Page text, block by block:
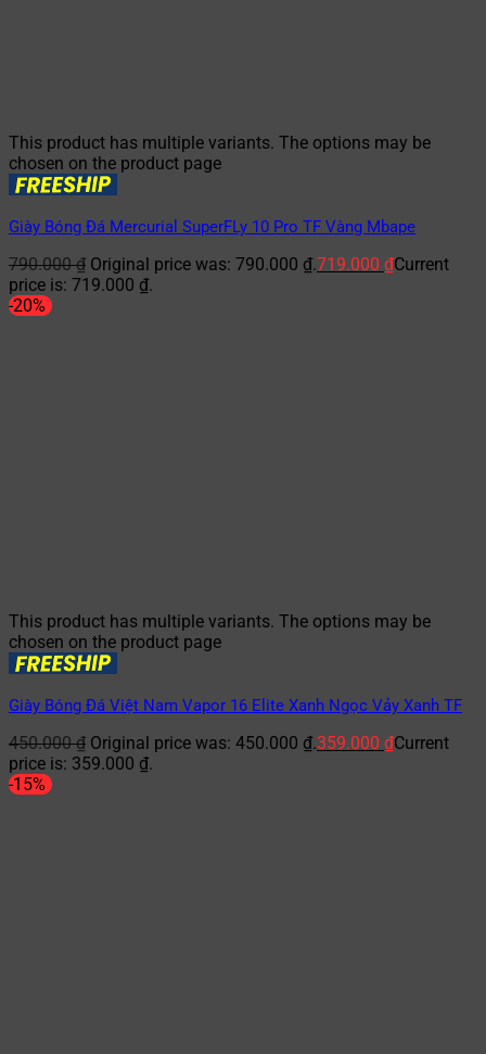
This product has multiple variants. The options may be
chosen on the product page
Giày Bóng Đá Mercurial SuperFLy 10 Pro TF Vàng Mbape
790.000₫ Original price was: 790.000 ₫.719.000 ₫Current
price is: 719.000 ₫.
-20%
This product has multiple variants. The options may be
chosen on the product page
Giày Bóng Đá Việt Nam Vapor 16 Elite Xanh Ngọc Vảy Xanh TF
450.000₫ Original price was: 450.000 ₫.359.000 ₫Current
price is: 359.000 ₫.
-15%